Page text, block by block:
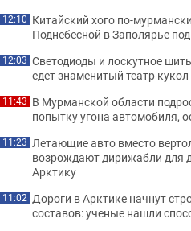
12:10 Китайский хого по-
Поднебесной в Заполярье
12:03 Светодиоды и лоскутное
едет знаменитый театр
11:43 В Мурманской области
попытку угона автомобиля,
11:23 Летающие авто вместо
возрождают дирижабли для
Арктику
11:02 Дороги в Арктике начнут
составов: ученые нашли